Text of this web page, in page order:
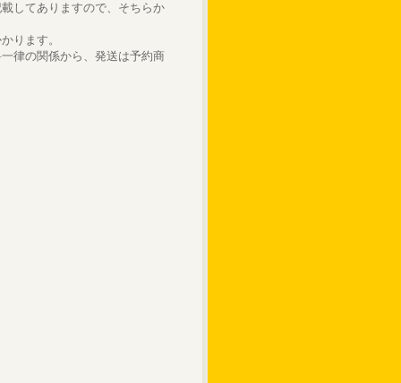
してありますので、そちらか
ります。
律の関係から、発送は予約商